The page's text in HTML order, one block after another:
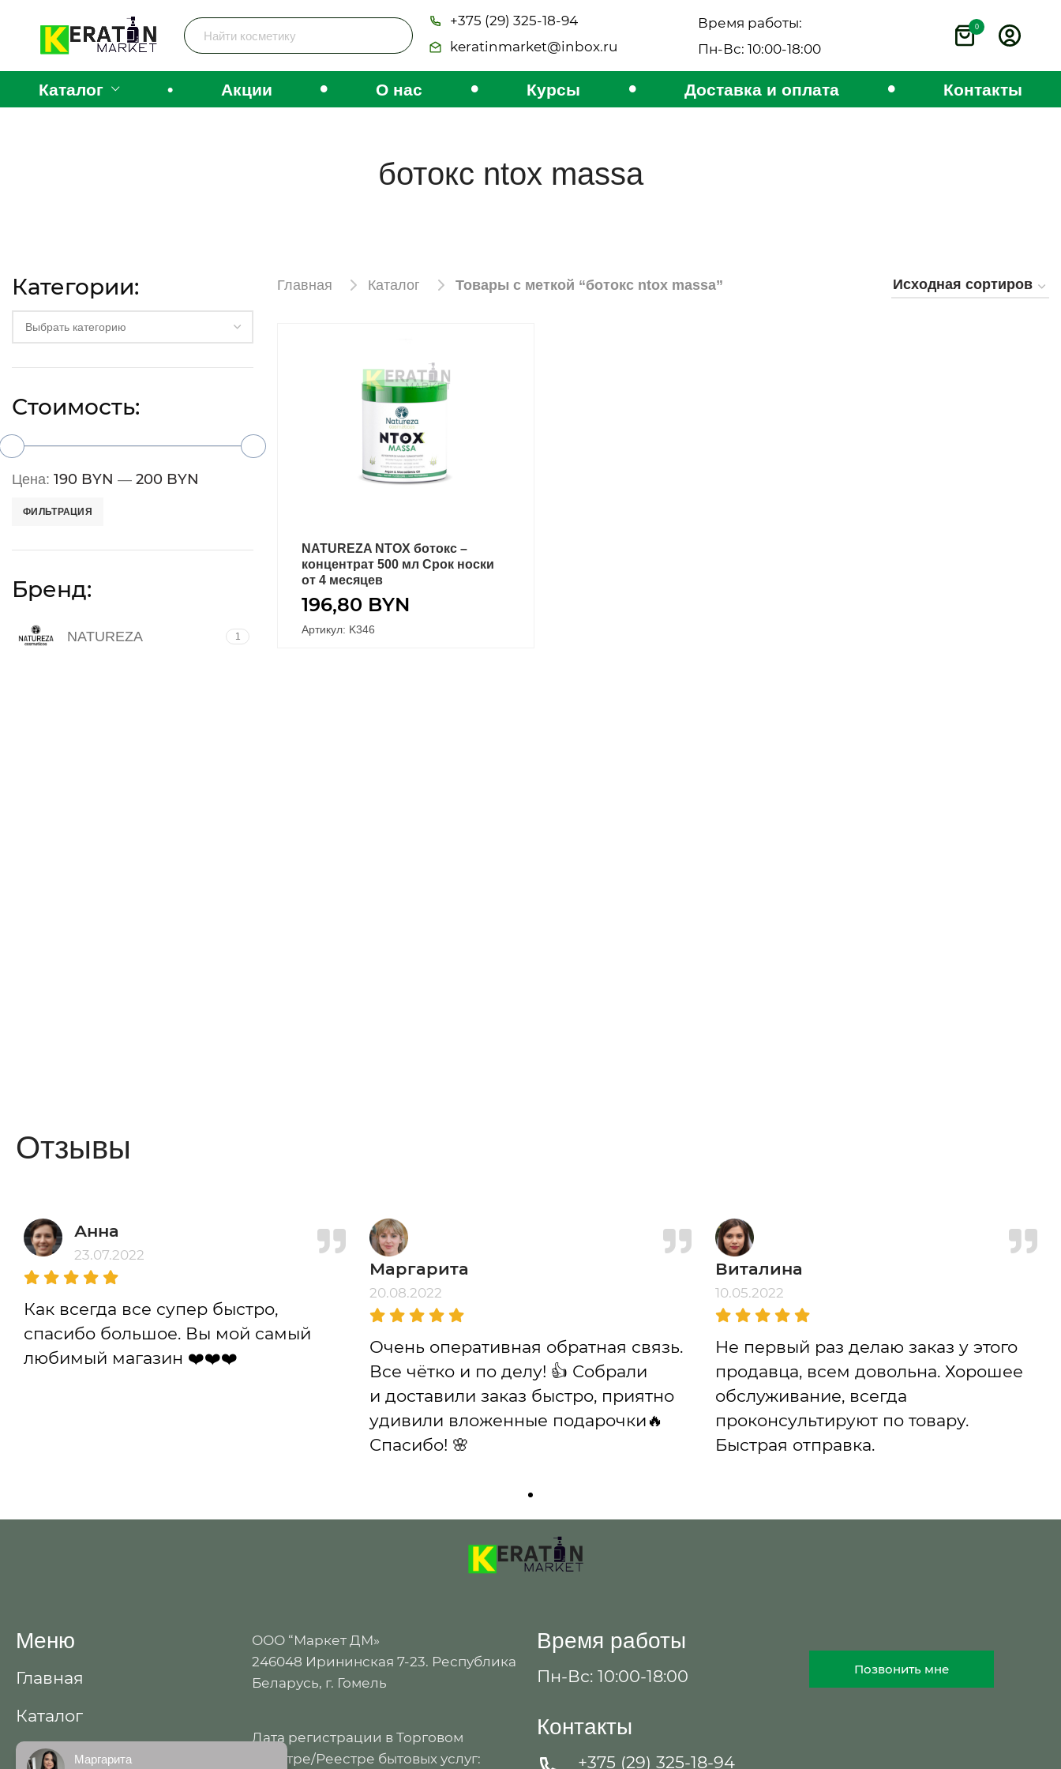
+375 (29) 325-18-94
keratinmarket@inbox.ru
Время работы:
Пн-Вс: 10:00-18:00
0
Каталог • Акции • О нас • Курсы • Доставка и оплата • Контакты
ботокс ntox massa
Категории:
Выбрать категорию
Стоимость:
ФИЛЬТРАЦИЯ
Цена: 190 BYN — 200 BYN
Бренд:
NATUREZA 1
Главная Каталог Товары с меткой “ботокс ntox massa”
В КОРЗИНУ
NATUREZA NTOX ботокс –
концентрат 500 мл Срок носки
от 4 месяцев
196,80 BYN
Артикул: K346
Отзывы
Анна
23.07.2022
Как всегда все супер быстро,
спасибо большое. Вы мой самый
любимый магазин ❤️❤️❤️
Маргарита
20.08.2022
Очень оперативная обратная связь.
Все чётко и по делу! 👍 Собрали
и доставили заказ быстро, приятно
удивили вложенные подарочки🔥
Спасибо! 🌸
Виталина
10.05.2022
Не первый раз делаю заказ у этого
продавца, всем довольна. Хорошее
обслуживание, всегда
проконсультируют по товару.
Быстрая отправка.
Меню
Главная
Каталог
Акции
ООО “Маркет ДМ»
246048 Ирининская 7-23. Республика
Беларусь, г. Гомель
Дата регистрации в Торговом
реестре/Реестре бытовых услуг:
Время работы
Пн-Вс: 10:00-18:00
Контакты
+375 (29) 325-18-94
Позвонить мне
Маргарита